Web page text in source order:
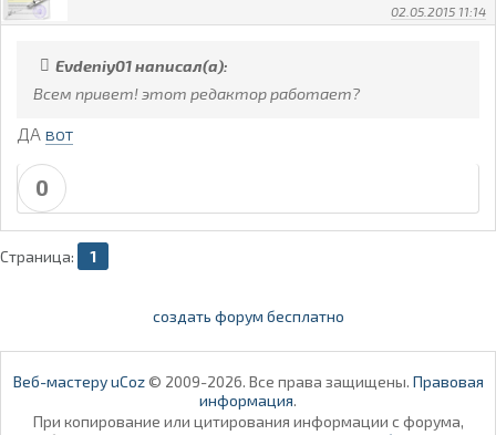
02.05.2015 11:14
Evdeniy01 написал(а):
Всем привет! этот редактор работает?
ДА вот
0
Страница: 1
создать форум бесплатно
Веб-мастеру uCoz© 2009-2026. Все права защищены. Правовая
информация.
При копирование или цитирования информации с форума,